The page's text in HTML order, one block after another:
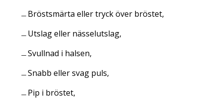
Bröstsmärta eller tryck över bröstet,
Utslag eller nässelutslag,
Svullnad i halsen,
Snabb eller svag puls,
Pip i bröstet,